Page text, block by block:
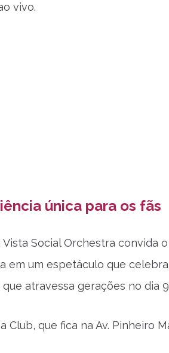
vivo.
única para os fãs
Vista Social Orchestra convida
em um espetáculo que
atravessa gerações no dia
Club, que fica na Av. Pinheiro